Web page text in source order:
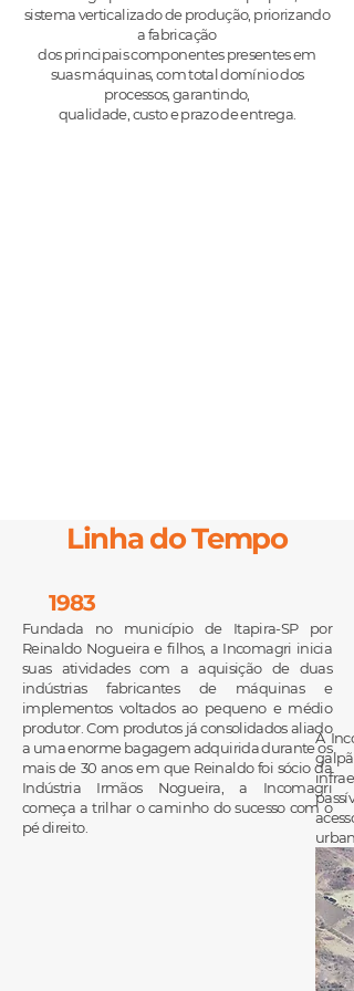
sistema verticalizado de produção, priorizando
a fabricação
dos principais componentes presentes em
suas máquinas, com total domínio dos
processos, garantindo,
qualidade, custo e prazo de entrega.
Linha do Tempo
1983
Fundada no município de Itapira-SP por
Reinaldo Nogueira e filhos, a Incomagri inicia
suas atividades com a aquisição de duas
indústrias fabricantes de máquinas e
implementos voltados ao pequeno e médio
produtor. Com produtos já consolidados aliado
a uma enorme bagagem adquirida durante os
mais de 30 anos em que Reinaldo foi sócio da
Indústria Irmãos Nogueira, a Incomagri
começa a trilhar o caminho do sucesso com o
pé direito.
A